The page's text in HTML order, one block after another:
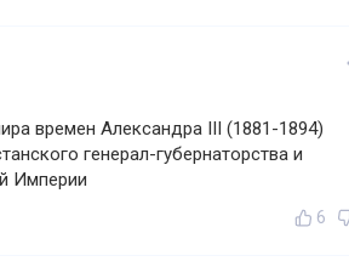
времен Александра III (1881-1894)
генерал-губернаторства и
Империи
6